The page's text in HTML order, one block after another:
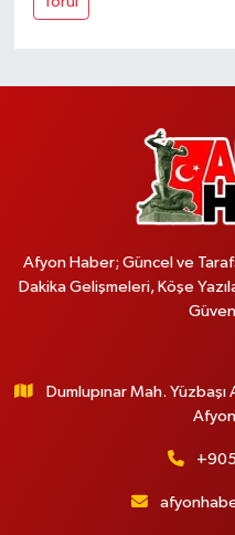
Afyon Haber; Güncel ve
Dakika Gelişmeleri, Köşe
Dumlupınar Mah.